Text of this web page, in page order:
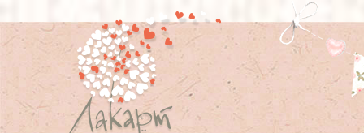
Перейти к
основному
содержанию
Skip to
navigation